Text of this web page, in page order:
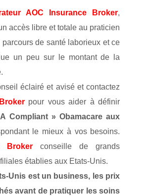
AOC Insurance Broker,
accès libre et totale au praticien
de santé laborieux et ce
un peu sur le montant de la
éclairé et avisé et contactez
pour vous aider à définir
Compliant » Obamacare aux
le mieux à vos besoins.
Broker
conseille de grands
établies aux Etats-Unis.
Unis est un business, les prix
avant de pratiquer les soins